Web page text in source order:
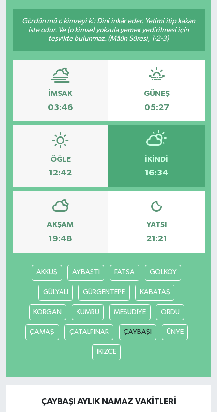
Gördün mü o kimseyi ki: Dini inkâr eder. Yetimi itip kakan
işte odur. Ve (o kimse) yoksula yemek yedirilmesi için
teşvikte bulunmaz. (Mâûn Sûresi, 1-2-3)
İMSAK
03:46
GÜNEŞ
05:27
ÖĞLE
12:42
İKINDI
16:34
AKŞAM
19:48
YATSI
21:21
AKKUŞ AYBASTI FATSA GÖLKÖY
GÜLYALI GÜRGENTEPE KABATAŞ
KORGAN KUMRU MESUDİYE ORDU
ÇAMAŞ ÇATALPINAR ÇAYBAŞI ÜNYE
İKİZCE
ÇAYBAŞI AYLIK NAMAZ VAKITLERI